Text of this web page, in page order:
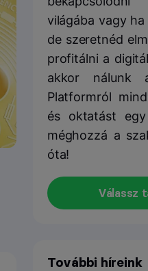
világába vagy
de szeretnéd
profitálni a
akkor nálunk
Platformról
és oktatást
méghozzá a
óta!
Válassz
További híreink